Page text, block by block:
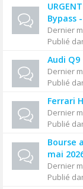
Bypass
Dernier
Publié
Audi Q9
Dernier
Publié
Ferrari
Dernier
Publié
Bourse
mai
Dernier
Publié